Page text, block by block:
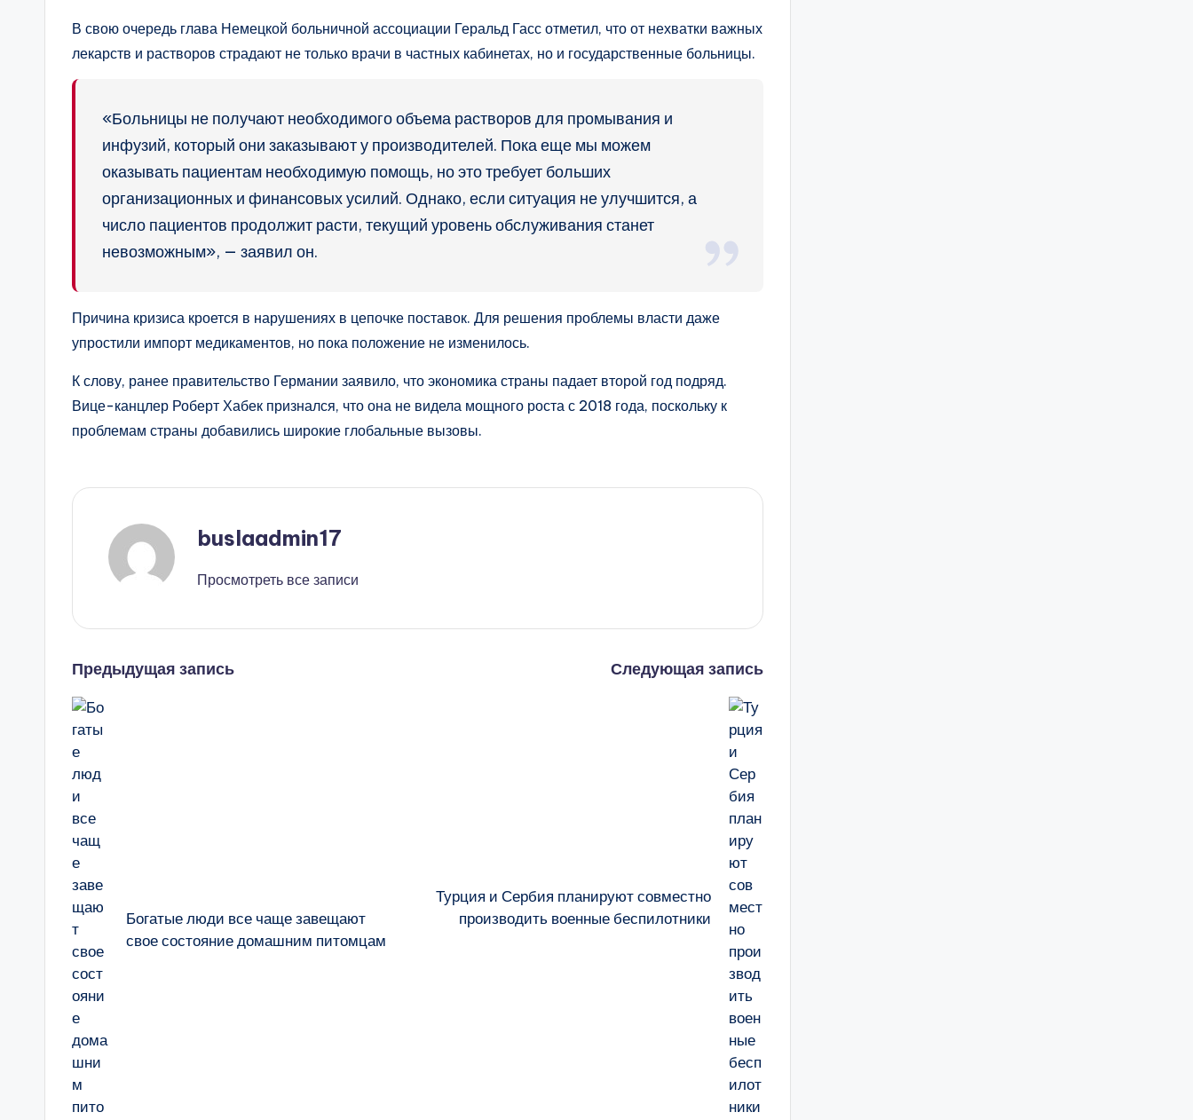
В свою очередь глава Немецкой больничной ассоциации Геральд Гасс отметил, что от нехватки важных
лекарств и растворов страдают не только врачи в частных кабинетах, но и государственные больницы.
«Больницы не получают необходимого объема растворов для промывания и
инфузий, который они заказывают у производителей. Пока еще мы можем
оказывать пациентам необходимую помощь, но это требует больших
организационных и финансовых усилий. Однако, если ситуация не улучшится, а
число пациентов продолжит расти, текущий уровень обслуживания станет
невозможным», — заявил он.
Причина кризиса кроется в нарушениях в цепочке поставок. Для решения проблемы власти даже
упростили импорт медикаментов, но пока положение не изменилось.
К слову, ранее правительство Германии заявило, что экономика страны падает второй год подряд.
Вице-канцлер Роберт Хабек признался, что она не видела мощного роста с 2018 года, поскольку к
проблемам страны добавились широкие глобальные вызовы.
buslaadmin17
Просмотреть все записи
Навигация
записи
Предыдущая запись
Богатые люди все чаще завещают
свое состояние домашним питомцам
Следующая запись
Турция и Сербия планируют совместно
производить военные беспилотники